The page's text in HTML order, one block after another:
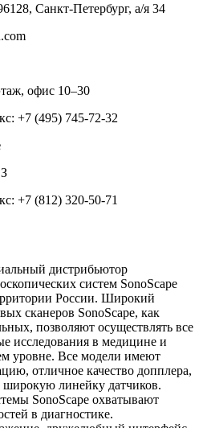
Санкт-Петербург, а/я 34
офис 10–30
+7 (495) 745-72-32
+7 (812) 320-50-71
дистрибьютор
систем SonoScape
России. Широкий
сканеров SonoScape, как
позволяют осуществлять все
исследования в медицине и
уровне. Все модели имеют
отличное качество допплера,
линейку датчиков.
SonoScape охватывают
в диагностике.